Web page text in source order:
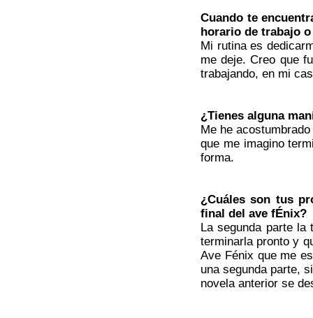
Cuando te
horario de trabajo
Mi rutina es
me deje. Creo que
trabajando, en mi
¿Tienes alguna
Me he
que me imagino
forma.
¿Cuáles son tus
final del ave fÉnix?
La segunda parte la
terminarla pronto y
Ave Fénix que me
una segunda parte,
novela anterior se